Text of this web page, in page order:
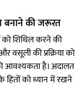
बनाने की जरूरत
को शिथिल करने की
वसूली की प्रक्रिया को
आवश्यकता है। अदालत
को ध्यान में रखने